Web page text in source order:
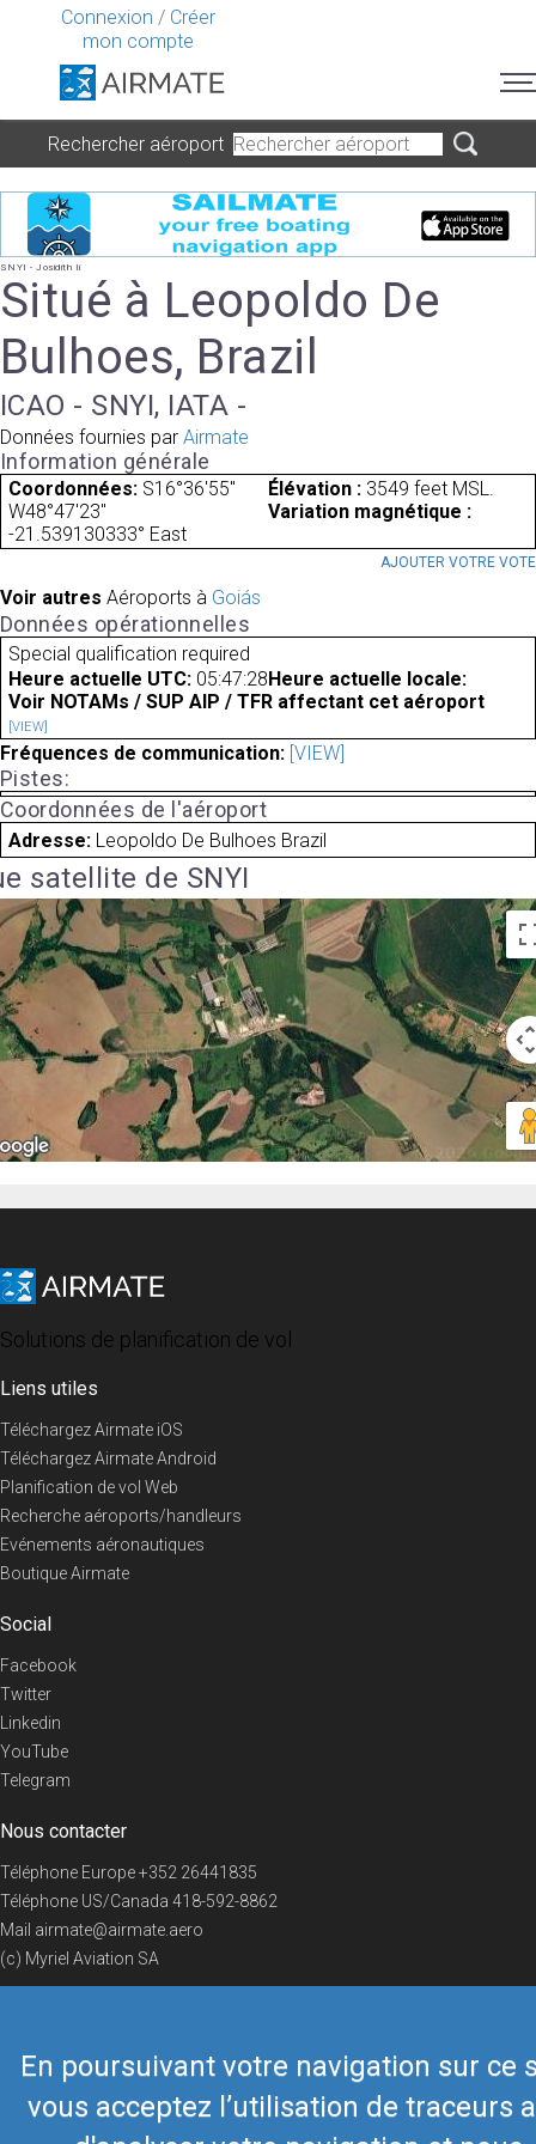
Connexion / Créer
mon compte
En poursuivant votre navigation sur ce
vous acceptez l’utilisation de traceurs
Rechercher aéroport
SNYI - Josidith Ii
Situé à Leopoldo De
Bulhoes, Brazil
ICAO - SNYI, IATA -
Données fournies par Airmate
Information générale
Coordonnées: S16°36'55"
W48°47'23"
Élévation : 3549 feet MSL.
Variation magnétique :
-21.539130333° East
AJOUTER VOTRE VOTE
Voir autres Aéroports à Goiás
Données opérationnelles
Special qualification required
Heure actuelle UTC: 05:47:28 Heure actuelle locale:
Voir NOTAMs / SUP AIP / TFR affectant cet aéroport
[VIEW]
Fréquences de communication: [VIEW]
Pistes:
Coordonnées de l'aéroport
Adresse: Leopoldo De Bulhoes Brazil
satellite de SNYI
Solutions de planification de vol
Liens utiles
Téléchargez Airmate iOS
Téléchargez Airmate Android
Planification de vol Web
Recherche aéroports/handleurs
Evénements aéronautiques
Boutique Airmate
Social
Facebook
Twitter
Linkedin
YouTube
Telegram
Nous contacter
Téléphone Europe+352 26441835
Téléphone US/Canada 418-592-8862
Mail airmate@airmate.aero
(c) Myriel Aviation SA
© 2019 Airmate - Conditions d'utilisation Vie privée Back to top